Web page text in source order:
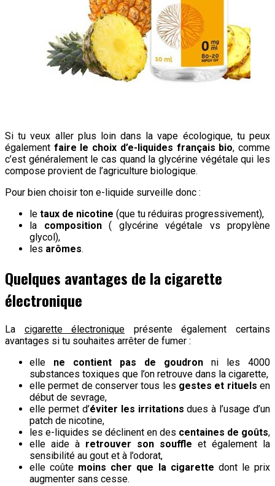
Si tu veux aller plus loin dans la vape écologique, tu peux
également faire le choix d’e-liquides français bio, comme
c’est généralement le cas quand la glycérine végétale qui les
compose provient de l’agriculture biologique.
Pour bien choisir ton e-liquide surveille donc :
le taux de nicotine (que tu réduiras progressivement),
la composition( glycérine végétale vs propylène
glycol),
les arômes.
Quelques avantages de la cigarette
électronique
La cigarette électronique présente également certains
avantages si tu souhaites arrêter de fumer :
elle ne contient pas de goudron ni les 4000
substances toxiques que l’on retrouve dans la cigarette,
elle permet de conserver tous les gestes et rituels en
début de sevrage,
elle permet d’éviter les irritations dues à l’usage d’un
patch de nicotine,
les e-liquides se déclinent en des centaines de goûts,
elle aide à retrouver son souffle et également la
sensibilité au gout et à l’odorat,
elle coûte moins cher que la cigarette dont le prix
augmenter sans cesse.